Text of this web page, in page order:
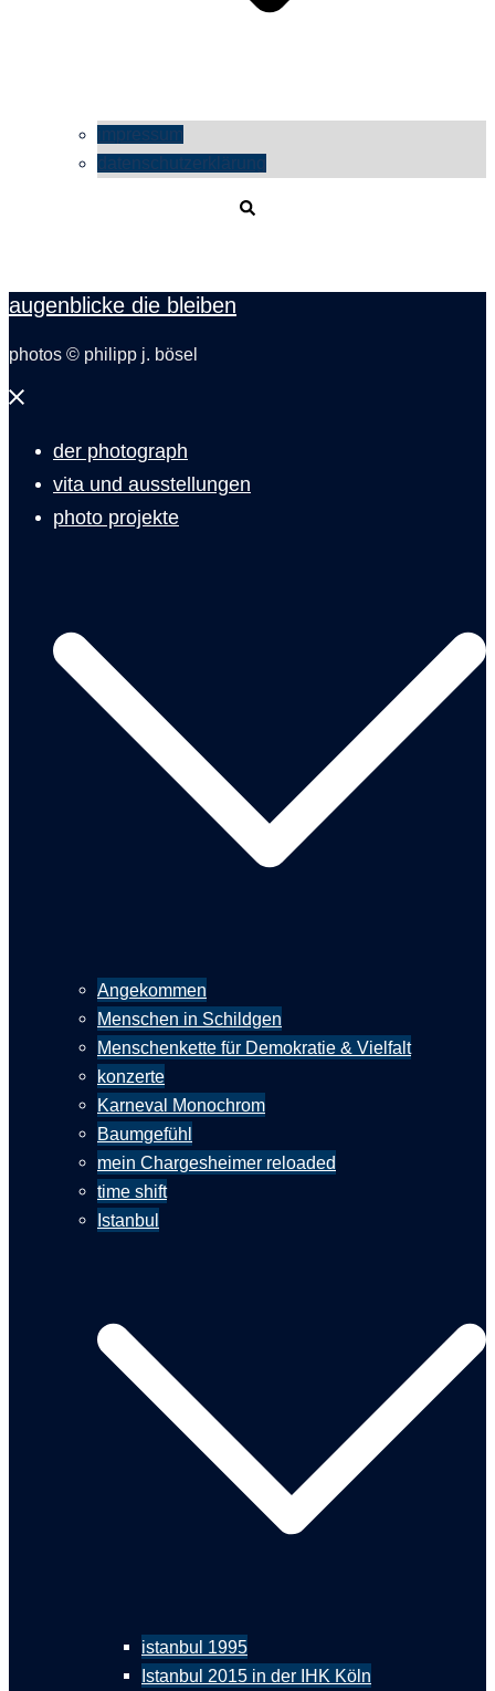
impressum
datenschutzerklärung
augenblicke die bleiben
photos © philipp j. bösel
Menü
der photograph
vita und ausstellungen
photo projekte
Angekommen
Menschen in Schildgen
Menschenkette für Demokratie & Vielfalt
konzerte
Karneval Monochrom
Baumgefühl
mein Chargesheimer reloaded
time shift
Istanbul
istanbul 1995
Istanbul 2015 in der IHK Köln